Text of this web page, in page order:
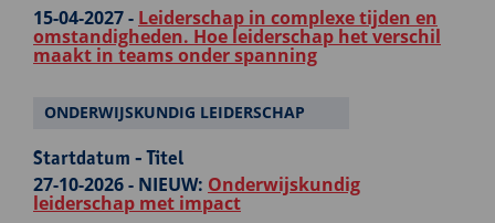
15-04-2027 - Leiderschap in complexe tijden en
omstandigheden. Hoe leiderschap het verschil
maakt in teams onder spanning
ONDERWIJSKUNDIG LEIDERSCHAP
Startdatum - Titel
27-10-2026 - NIEUW: Onderwijskundig
leiderschap met impact